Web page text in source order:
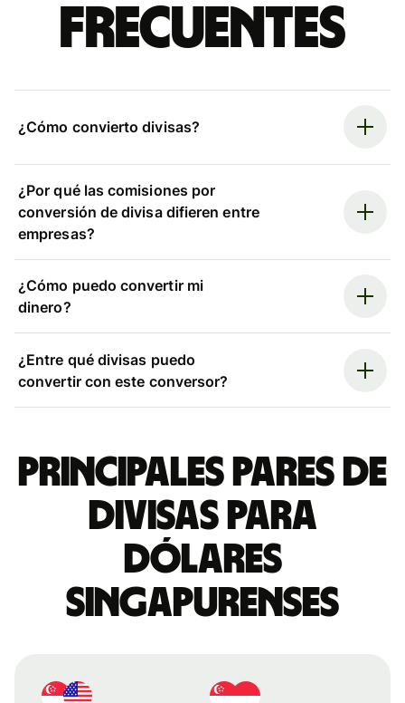
frecuentes
¿Cómo convierto divisas?
¿Por qué las comisiones por
conversión de divisa difieren entre
empresas?
¿Cómo puedo convertir mi
dinero?
¿Entre qué divisas puedo
convertir con este conversor?
Principales pares de
divisas para
dólares
singapurenses